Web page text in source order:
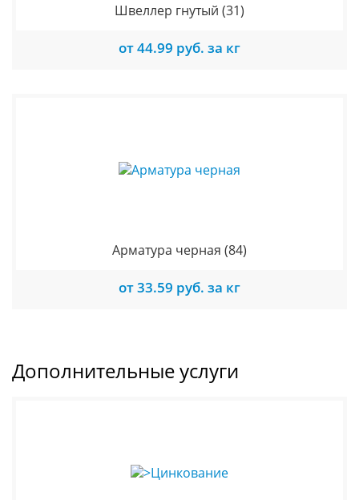
Швеллер гнутый (31)
от 44.99 руб. за кг
Арматура черная (84)
от 33.59 руб. за кг
Дополнительные услуги